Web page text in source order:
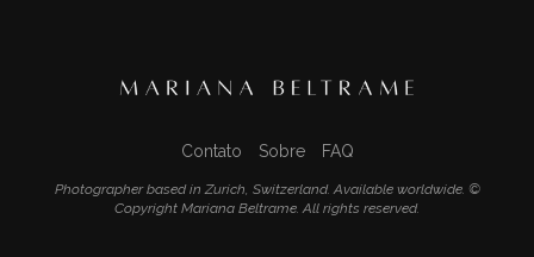
Contato Sobre FAQ
Photographer based in Zurich, Switzerland. Available worldwide. ©
Copyright Mariana Beltrame. All rights reserved.